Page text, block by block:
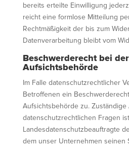
bereits erteilte Einwilligung
reicht eine formlose Mitteilung
Rechtmäßigkeit der bis zum
Datenverarbeitung bleibt vom
Beschwerderecht bei
Aufsichtsbehörde
Im Falle datenschutzrechtlicher
Betroffenen ein
Aufsichtsbehörde zu.
datenschutzrechtlichen Fragen
Landesdatenschutzbeauftragte
dem unser Unternehmen seinen